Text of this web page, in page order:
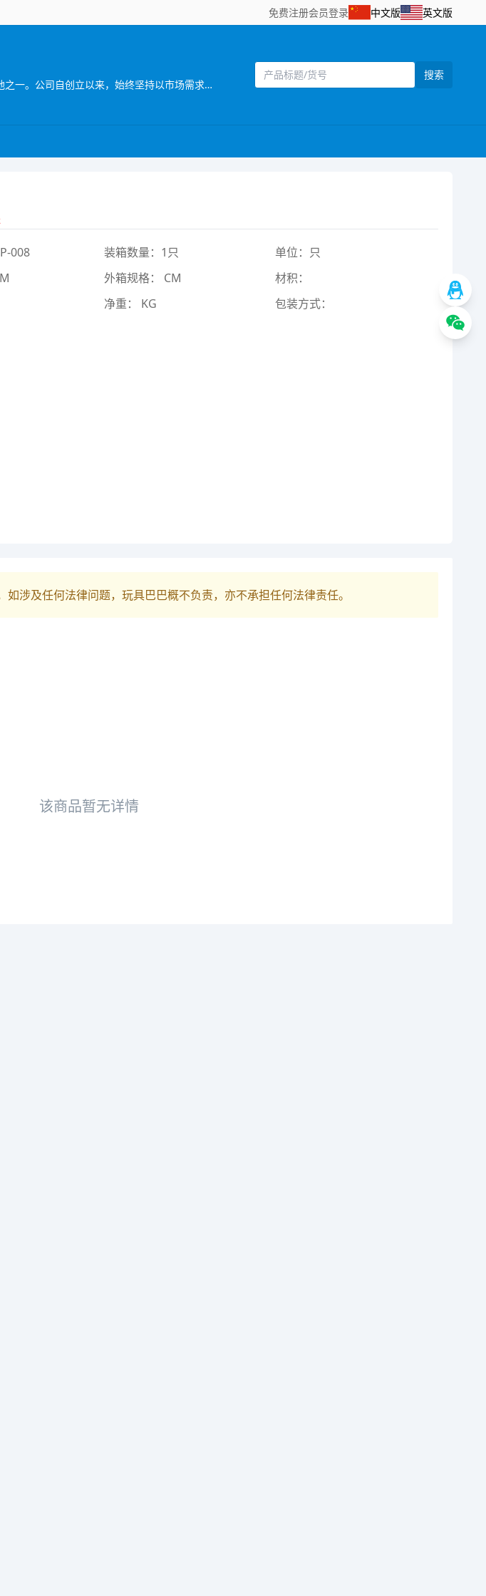
免费注册会员登录 中文版 英文版
[主营]：汕头市澄海区添裕玩具配件位于广东省汕头市澄海区——中国塑料玩具生产基地之一。公司自创立以来，始终坚持以市场需求为主导，以产品质量为企业生命，研发创新以科技含量较高的产品为目标，以设计独特，功能齐全的产品特色，参与市场竞争。同时，公司还拥有一批熟悉玩具产品贸易业务、精通外贸英语的高素质业务人员，配备有电脑网络等现代化办公设施，为贸易全过程提供了优质高效的服务，受到了各地贸易伙伴的高度评价。公司一贯奉行“质量第一，诚信立业”的经营理念，确保产品符合相关的质量标准和客户要求。深受广大客户的信赖和欢迎。公司业务正蒸蒸日上。 公司本着“勇于开拓，不断创新，诚信务实，客户至上，质量第一，追求卓著”的企业理念，严格控制产品质量，不断改进创新，确保产品符合相关质量标准和客户要求，凭借自身优势及准确的市场定位，使产品更具吸引力和趣味性，倍受客户好评。以诚为本、平等合作的经营宗旨，深受各商家，消费者的信任及赞誉。“创造、技术、品质”是本公司面向21世纪的口号。 展望未来，我们正以饱满的热情，昂扬的姿态，积极致力玩具新产品的开发，全面提高企业管理层次，把公司建设成为规模化的现代化科技企业。 汕头市澄海区添裕玩具配件欢迎海内外客商到我网站浏览、查询、订购;欢迎到公司展厅直接选购!“让客户得到最满意的产品”， 竭诚希望与各海内外客户建立长期友好的合作。互惠互利，携手共创辉煌明天!
搜索
008 装箱数量：1只
单位：只
外箱规格： CM
材积：
净重： KG 包装方式：
涉及任何法律问题，玩具巴巴概不负责，亦不承担任何法律责任。
该商品暂无详情